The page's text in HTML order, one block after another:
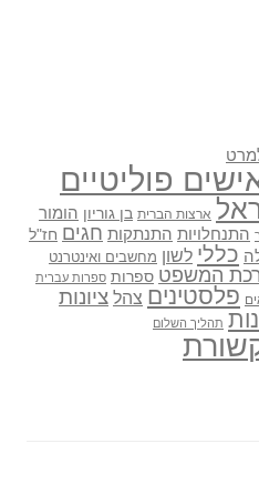
פוליטיים
ארצות הברית בן גוריון הומור
התנחלויות התנתקות חגים חז"ל
כללי לשון מחשבים ואינטרנט
המשפט ספרות ספרות עברית
פלסטינים צהל ציונות
תהליך השלום